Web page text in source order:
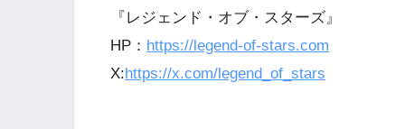
『レジェンド・オブ・スターズ』
HP： https://legend-of-stars.com
X:https://x.com/legend_of_stars